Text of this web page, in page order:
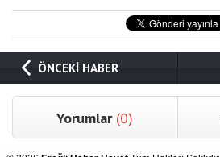
ÖNCEKİ HABER
Yorumlar (0)